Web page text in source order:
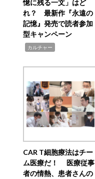
憶に残る一文」はど
れ？ 最新作『永遠の
記憶』発売で読者参加
型キャンペーン
カルチャー
CAR T細胞療法はチー
ム医療だ！ 医療従事
者の情熱、患者さんの